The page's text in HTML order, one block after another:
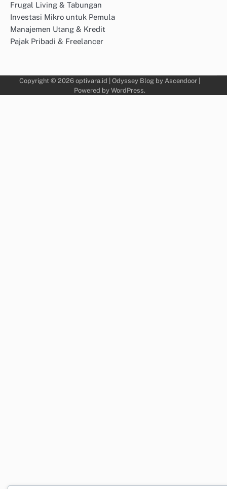
Frugal Living & Tabungan
Investasi Mikro untuk Pemula
Manajemen Utang & Kredit
Pajak Pribadi & Freelancer
Copyright © 2026 optivara.id | Odyssey Blog by Ascendoor|
Powered by WordPress.